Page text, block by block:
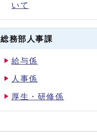
いて
総務部人事課
給与係
人事係
厚生・研修係